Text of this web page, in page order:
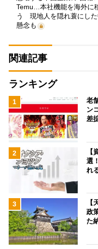
Temu…本社機能を海外に
う 現地人を隠れ蓑にし
懸念も
関連記事
ランキング
1
老
ン
差
2
選
れ
3
政
た